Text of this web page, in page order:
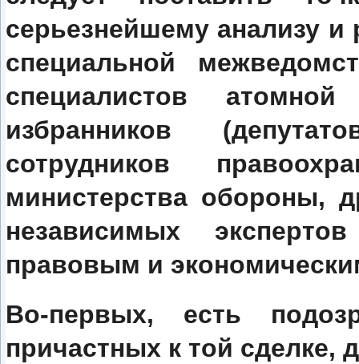
серьезнейшему анализу
специальной
специалистов
избранников
сотрудников
министерства обороны,
независимых
правовым и
Во-первых, есть
причастных к той сделке,